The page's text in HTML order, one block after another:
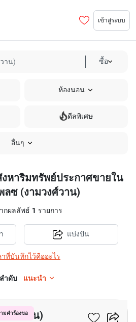
เข้าสู่ระบบ
ซื้อ
ห้องนอน
ดีลพิเศษ
อื่นๆ
หาริมทรัพย์ประกาศขายใน
ลซ (งามวงศ์วาน)
กผลลัพธ์ 1 รายการ
ที่บันทึกไว้คืออะไร
แบ่งปัน
ลำดับ แนะนำ
มคำร้องขอ
วงศ์วาน)